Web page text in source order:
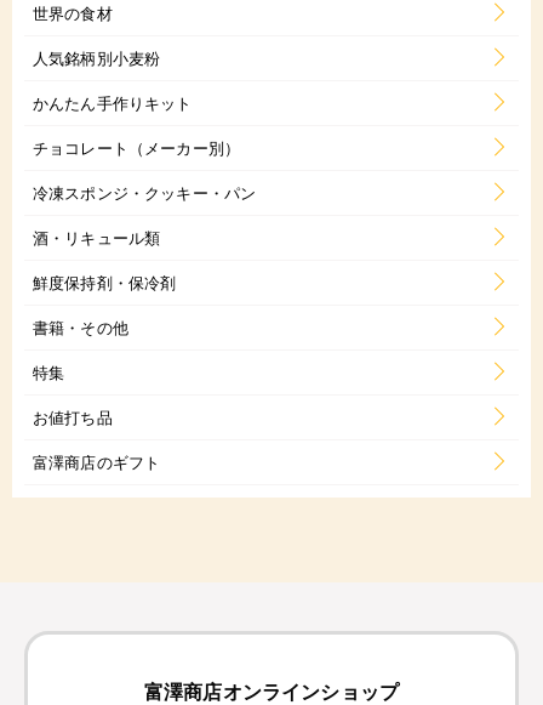
世界の食材
人気銘柄別小麦粉
かんたん手作りキット
チョコレート（メーカー別）
冷凍スポンジ・クッキー・パン
酒・リキュール類
鮮度保持剤・保冷剤
書籍・その他
特集
お値打ち品
富澤商店のギフト
富澤商店オンラインショップ